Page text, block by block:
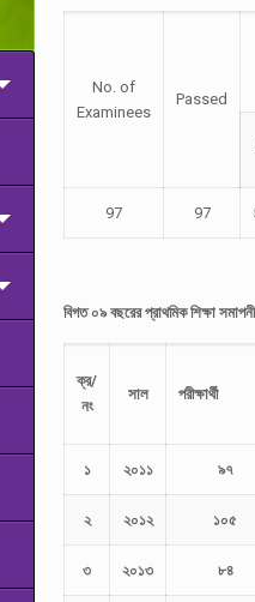
No. of
Examinees
Passed
97 97
বিগত ০৯ বছরের প্রাথমিক শিক্ষা
ক্র/
নং
সাল
১ ২০১১ ৯৭
২ ২০১২ ১০৫
৩ ২০১৩ ৮৪